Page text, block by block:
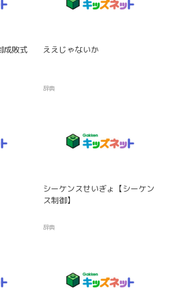
成敗式
ええじゃないか
辞典
シーケンスせいぎょ【シーケン
ス制御】
辞典